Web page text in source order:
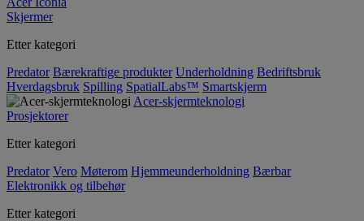
Skjermer
Etter kategori
Predator Bærekraftige produkter Underholdning Bedriftsbruk
Hverdagsbruk Spilling SpatialLabs™ Smartskjerm
Acer-skjermteknologi
Prosjektorer
Etter kategori
Predator Vero Møterom Hjemmeunderholdning Bærbar
Elektronikk og tilbehør
Etter kategori